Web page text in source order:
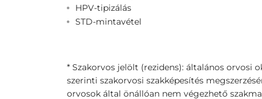
HPV-tipizálás
STD-mintavétel
* Szakorvos jelölt (rezidens): általános orvosi
szerinti szakorvosi szakképesítés
orvosok által önállóan nem végezhető